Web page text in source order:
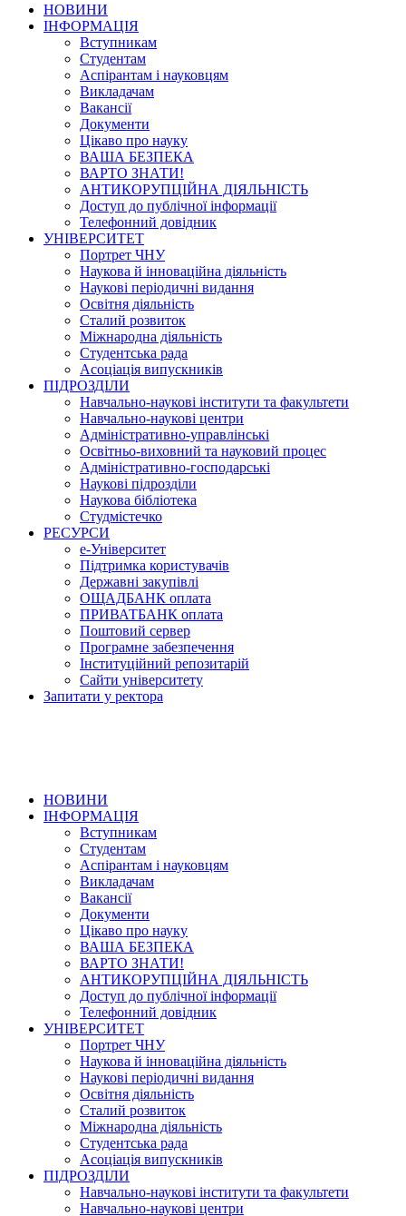
НОВИНИ
ІНФОРМАЦІЯ
Вступникам
Студентам
Аспірантам і науковцям
Викладачам
Вакансії
Документи
Цікаво про науку
ВАША БЕЗПЕКА
ВАРТО ЗНАТИ!
АНТИКОРУПЦІЙНА ДІЯЛЬНІСТЬ
Доступ до публічної інформації
Телефонний довідник
УНІВЕРСИТЕТ
Портрет ЧНУ
Наукова й інноваційна діяльність
Наукові періодичні видання
Освітня діяльність
Сталий розвиток
Міжнародна діяльність
Студентська рада
Асоціація випускників
ПІДРОЗДІЛИ
Навчально-наукові інститути та факультети
Навчально-наукові центри
Адміністративно-управлінські
Освітньо-виховний та науковий процес
Адміністративно-господарські
Наукові підрозділи
Наукова бібліотека
Студмістечко
РЕСУРСИ
е-Університет
Підтримка користувачів
Державні закупівлі
ОЩАДБАНК оплата
ПРИВАТБАНК оплата
Поштовий сервер
Програмне забезпечення
Інституційний репозитарій
Сайти університету
Запитати у ректора
НОВИНИ
ІНФОРМАЦІЯ
Вступникам
Студентам
Аспірантам і науковцям
Викладачам
Вакансії
Документи
Цікаво про науку
ВАША БЕЗПЕКА
ВАРТО ЗНАТИ!
АНТИКОРУПЦІЙНА ДІЯЛЬНІСТЬ
Доступ до публічної інформації
Телефонний довідник
УНІВЕРСИТЕТ
Портрет ЧНУ
Наукова й інноваційна діяльність
Наукові періодичні видання
Освітня діяльність
Сталий розвиток
Міжнародна діяльність
Студентська рада
Асоціація випускників
ПІДРОЗДІЛИ
Навчально-наукові інститути та факультети
Навчально-наукові центри